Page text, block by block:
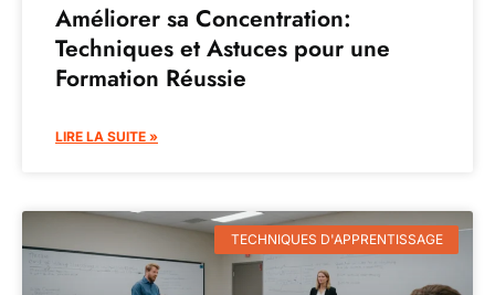
Améliorer sa Concentration:
Techniques et Astuces pour une
Formation Réussie
LIRE LA SUITE »
TECHNIQUES D'APPRENTISSAGE